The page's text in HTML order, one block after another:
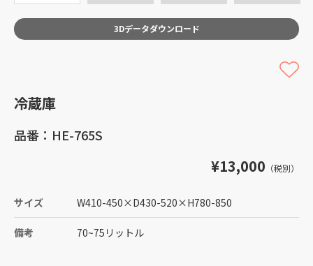
3Dデータダウンロード
冷蔵庫
品番：HE-765S
¥13,000 （税別）
サイズ W410-450×D430-520×H780-850
備考 70~75リットル